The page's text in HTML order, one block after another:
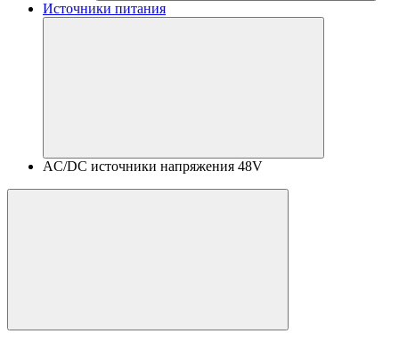
Источники питания
AC/DC источники напряжения 48V